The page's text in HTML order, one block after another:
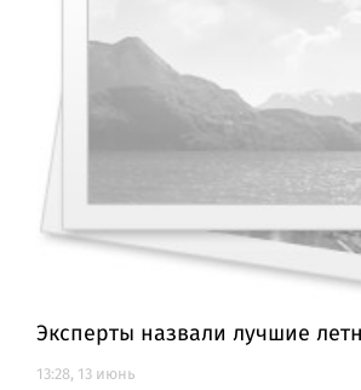
Эксперты назвали лучшие
13:28, 13 июнь